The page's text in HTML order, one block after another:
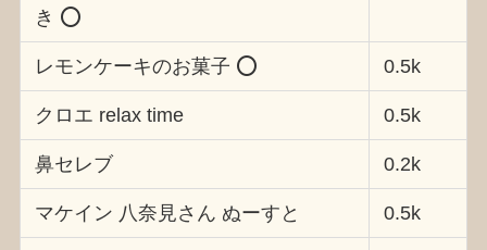
き ⭕️
レモンケーキのお菓子 ⭕️ 0.5k
クロエ relax time 0.5k
鼻セレブ 0.2k
マケイン 八奈見さん ぬーすと 0.5k